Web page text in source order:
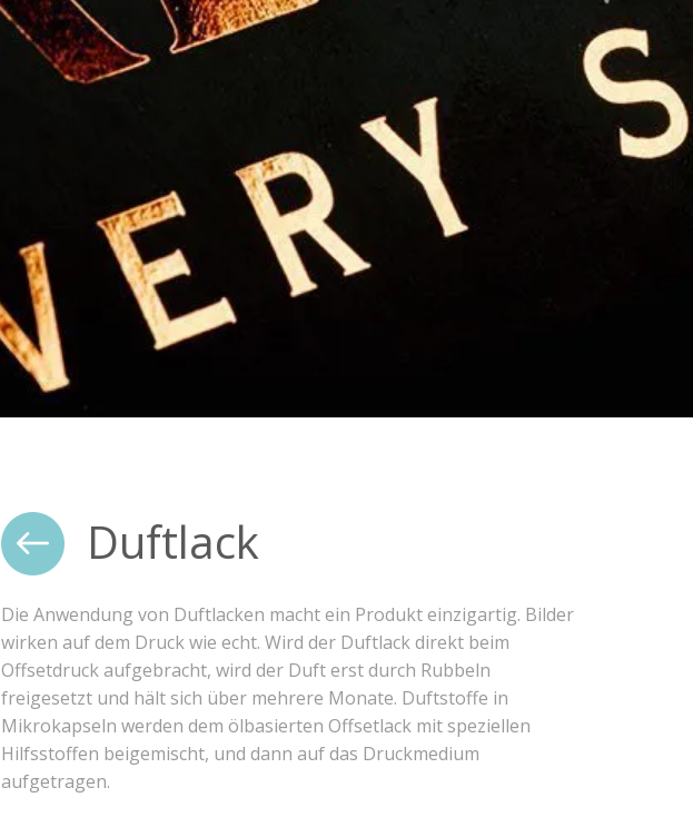
September 2015
Duftlack
Die Anwendung von Duftlacken macht ein Produkt einzigartig. Bilder
wirken auf dem Druck wie echt. Wird der Duftlack direkt beim
Offsetdruck aufgebracht, wird der Duft erst durch Rubbeln
freigesetzt und hält sich über mehrere Monate. Duftstoffe in
Mikrokapseln werden dem ölbasierten Offsetlack mit speziellen
Hilfsstoffen beigemischt, und dann auf das Druckmedium
aufgetragen.